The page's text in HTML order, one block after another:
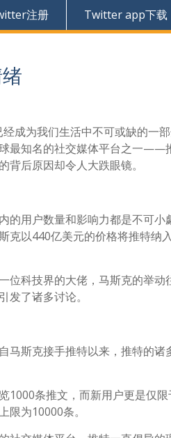
注册 Twitter app下载
成为我们生活中不可或缺的一
最知名的社交媒体平台之一——
后原因却令人大跌眼镜。
用户数量和影响力都是不可小
以440亿美元的价格将推特纳
科技界的大佬，马斯克的举动
了诸多讨论。
马斯克接手推特以来，推特的
1000条推文，而新用户更是仅
为10000条。